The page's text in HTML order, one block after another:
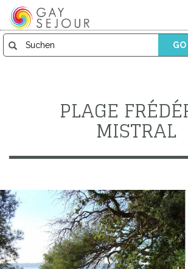
GO
PLAGE
MISTRAL